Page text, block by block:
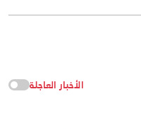
الأخبار العاجلة